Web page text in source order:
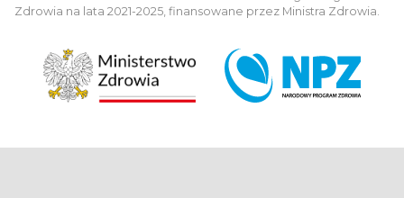
Zdrowia na lata 2021-2025, finansowane przez Ministra Zdrowia.